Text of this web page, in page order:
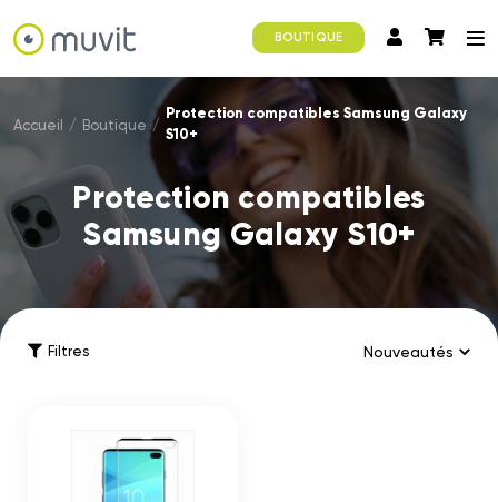
BOUTIQUE
Accueil / Boutique /
Protection compatibles Samsung Galaxy
S10+
Protection compatibles
Samsung Galaxy S10+
Filtres